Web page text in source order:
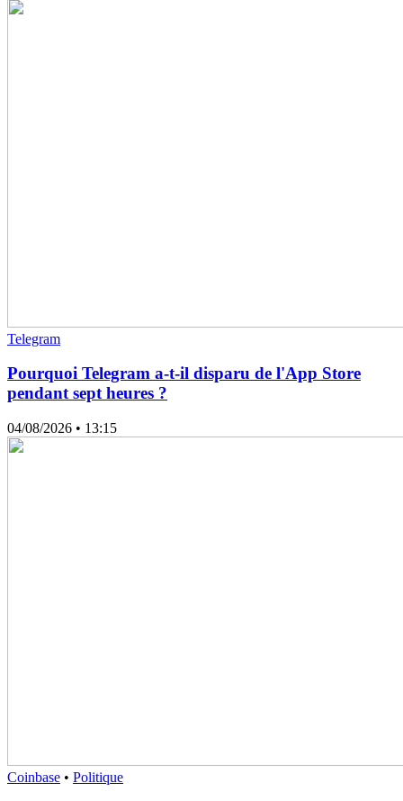
Telegram
Pourquoi Telegram a-t-il disparu de l'App Store
pendant sept heures ?
04/08/2026 • 13:15
Coinbase • Politique